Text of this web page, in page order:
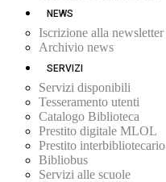
NEWS
Iscrizione alla newsletter
Archivio news
SERVIZI
Servizi disponibili
Tesseramento utenti
Catalogo Biblioteca
Prestito digitale MLOL
Prestito interbibliotecario
Bibliobus
Servizi alle scuole